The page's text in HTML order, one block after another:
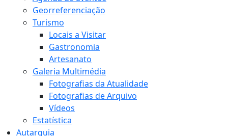
Georreferenciação
Turismo
Locais a Visitar
Gastronomia
Artesanato
Galeria Multimédia
Fotografias da Atualidade
Fotografias de Arquivo
Vídeos
Estatística
Autarquia